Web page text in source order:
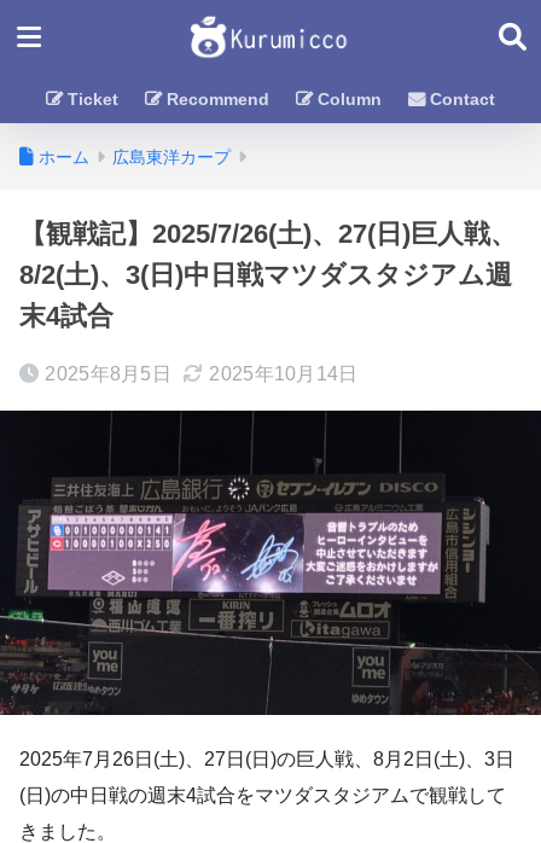
Ticket Recommend Column Contact
ホーム 広島東洋カープ
【観戦記】2025/7/26(土)、27(日)巨人戦、
8/2(土)、3(日)中日戦マツダスタジアム週
末4試合
2025年8月5日 2025年10月14日
2025年7月26日(土)、27日(日)の巨人戦、8月2日(土)、3日
(日)の中日戦の週末4試合をマツダスタジアムで観戦して
きました。